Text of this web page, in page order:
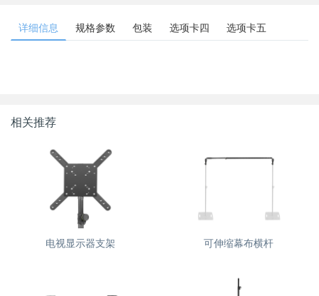
详细信息 规格参数 包装 选项卡四 选项卡五
相关推荐
电视显示器支架 可伸缩幕布横杆